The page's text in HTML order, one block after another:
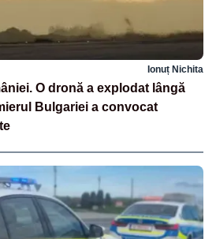
Ionuț Nichita
O dronă a explodat lângă
Bulgariei a convocat